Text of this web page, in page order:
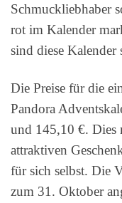
Schmuckliebhaber
rot im Kalender
sind diese Kalender
Die Preise für die
Pandora
und 145,10 €. Dies
attraktiven
für sich selbst. Die
zum 31. Oktober